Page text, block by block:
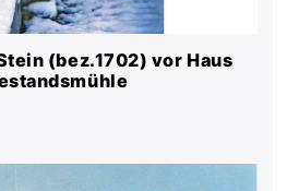
(bez.1702) vor Haus